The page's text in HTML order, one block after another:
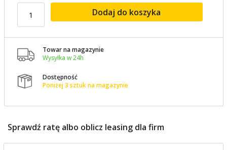
Dodaj do koszyka

Towar na magazynie
Wysyłka w 24h

Dostępność
Poniżej 3 sztuk na magazynie
Sprawdź ratę albo oblicz leasing dla firm